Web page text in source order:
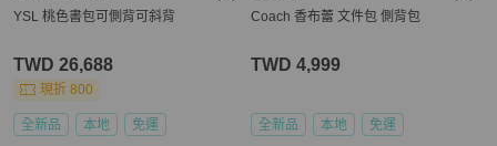
YSL 桃色書包可側背可斜背
TWD 26,688
現折 800
全新品 本地 免運
Coach 香布蕾 文件包 側背包
TWD 4,999
全新品 本地 免運